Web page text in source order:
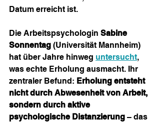
Datum erreicht ist.
Die Arbeitspsychologin Sabine
Sonnentag (Universität Mannheim)
hat über Jahre hinweg untersucht,
was echte Erholung ausmacht. Ihr
zentraler Befund: Erholung entsteht
nicht durch Abwesenheit von Arbeit,
sondern durch aktive
psychologische Distanzierung – das